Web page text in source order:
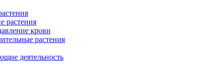
растения
крови
растения
деятельность